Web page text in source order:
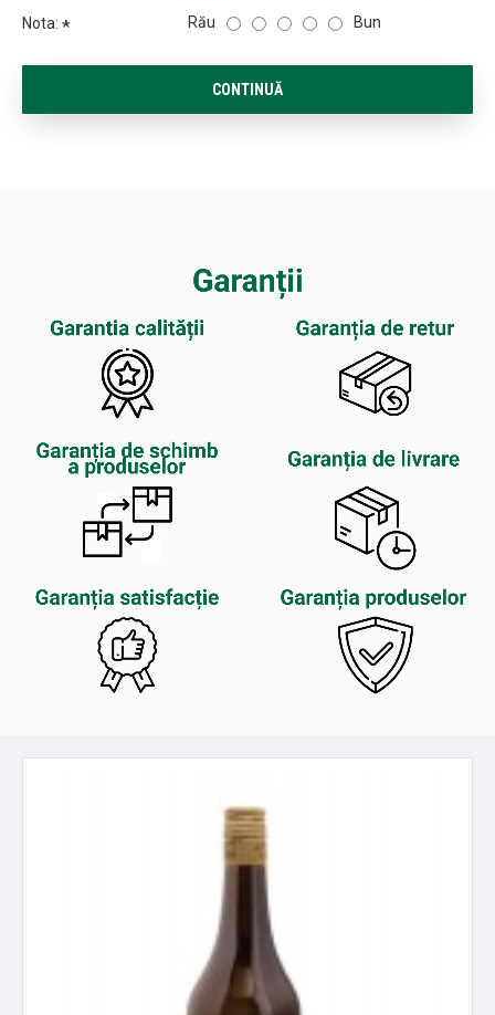
Nota:
Rău Bun
CONTINUĂ